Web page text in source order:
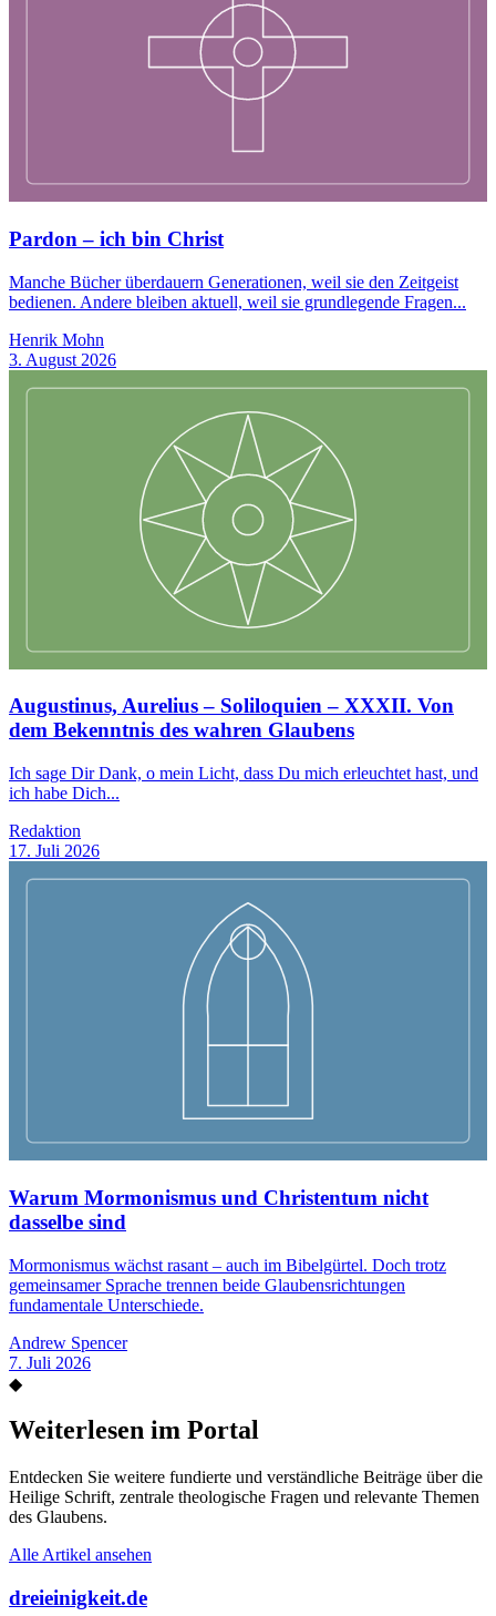
Pardon – ich bin Christ
Manche Bücher überdauern Generationen, weil sie den Zeitgeist
bedienen. Andere bleiben aktuell, weil sie grundlegende Fragen...
Henrik Mohn
3. August 2026
Augustinus, Aurelius – Soliloquien – XXXII. Von
dem Bekenntnis des wahren Glaubens
Ich sage Dir Dank, o mein Licht, dass Du mich erleuchtet hast, und
ich habe Dich...
Redaktion
17. Juli 2026
Warum Mormonismus und Christentum nicht
dasselbe sind
Mormonismus wächst rasant – auch im Bibelgürtel. Doch trotz
gemeinsamer Sprache trennen beide Glaubensrichtungen
fundamentale Unterschiede.
Andrew Spencer
7. Juli 2026
◆
Weiterlesen im Portal
Entdecken Sie weitere fundierte und verständliche Beiträge über die
Heilige Schrift, zentrale theologische Fragen und relevante Themen
des Glaubens.
Alle Artikel ansehen
dreieinigkeit.de